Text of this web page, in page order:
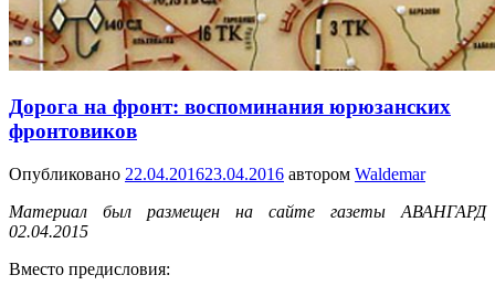
Дорога на фронт: воспоминания юрюзанских
фронтовиков
Опубликовано 22.04.201623.04.2016 автором Waldemar
Материал был размещен на сайте газеты АВАНГАРД
02.04.2015
Вместо предисловия: